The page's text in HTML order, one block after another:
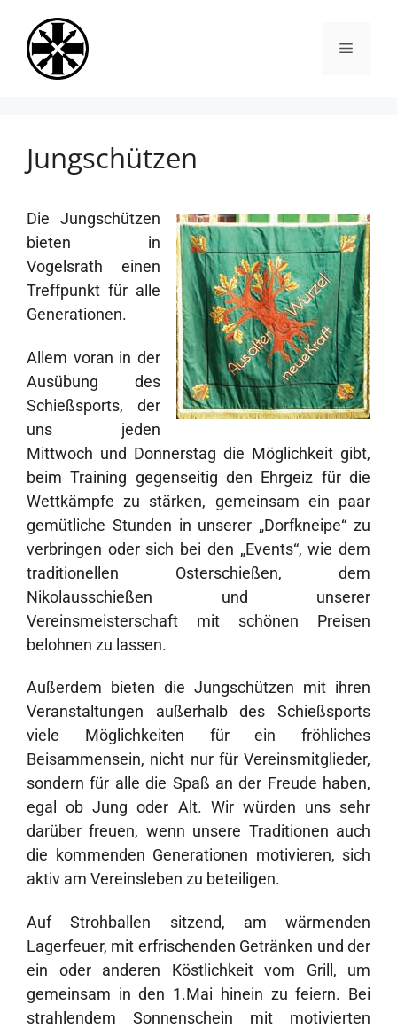
Inhalt
springen
Menü
Jungschützen
Die Jungschützen
bieten in
Vogelsrath einen
Treffpunkt für alle
Generationen.
Allem voran in der
Ausübung des
Schießsports, der
uns jeden
Mittwoch und Donnerstag die Möglichkeit gibt,
beim Training gegenseitig den Ehrgeiz für die
Wettkämpfe zu stärken, gemeinsam ein paar
gemütliche Stunden in unserer „Dorfkneipe“ zu
verbringen oder sich bei den „Events“, wie dem
traditionellen Osterschießen, dem
Nikolausschießen und unserer
Vereinsmeisterschaft mit schönen Preisen
belohnen zu lassen.
Außerdem bieten die Jungschützen mit ihren
Veranstaltungen außerhalb des Schießsports
viele Möglichkeiten für ein fröhliches
Beisammensein, nicht nur für Vereinsmitglieder,
sondern für alle die Spaß an der Freude haben,
egal ob Jung oder Alt. Wir würden uns sehr
darüber freuen, wenn unsere Traditionen auch
die kommenden Generationen motivieren, sich
aktiv am Vereinsleben zu beteiligen.
Auf Strohballen sitzend, am wärmenden
Lagerfeuer, mit erfrischenden Getränken und der
ein oder anderen Köstlichkeit vom Grill, um
gemeinsam in den 1.Mai hinein zu feiern. Bei
strahlendem Sonnenschein mit motivierten